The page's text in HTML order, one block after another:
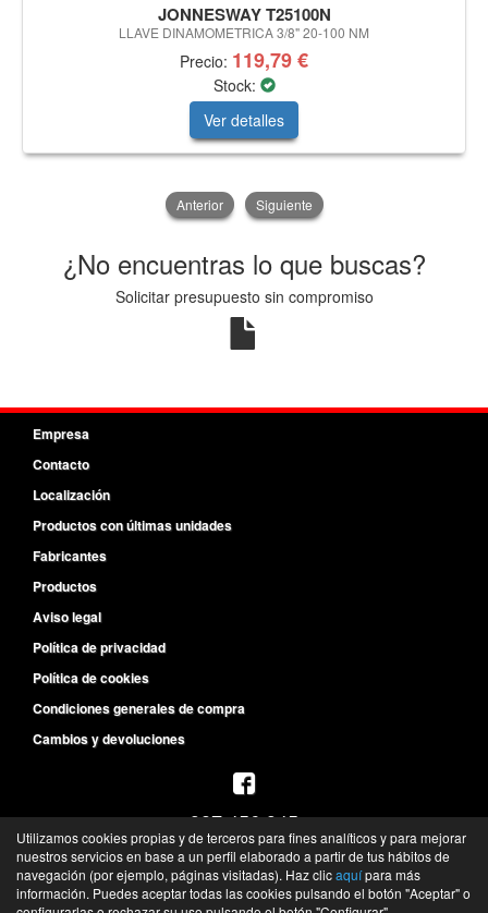
JONNESWAY T25100N
LLAVE DINAMOMETRICA 3/8" 20-100 NM
Precio: 119,79 €
Stock:
Ver detalles
Anterior Siguiente
¿No encuentras lo que buscas?
Solicitar presupuesto sin compromiso
Empresa
Contacto
Localización
Productos con últimas unidades
Fabricantes
Productos
Aviso legal
Política de privacidad
Política de cookies
Condiciones generales de compra
Cambios y devoluciones
987 456 945
L-V de 8:30h a 14h y de 15:30h a 19:30h
S de 10h a 13h
©Recambios del Primer Equipo- 2026 -Tienda online de recambios de Gira
Utilizamos cookies propias y de terceros para fines analíticos y para mejorar
nuestros servicios en base a un perfil elaborado a partir de tus hábitos de
navegación (por ejemplo, páginas visitadas). Haz clicaquípara más
información. Puedes aceptar todas las cookies pulsando el botón "Aceptar" o